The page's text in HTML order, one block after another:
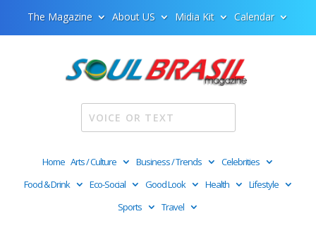
The Magazine About US Midia Kit Calendar
Home Arts / Culture Business / Trends
Celebrities
Food & Drink
Eco-Social Good Look Health
Lifestyle
Sports
Travel